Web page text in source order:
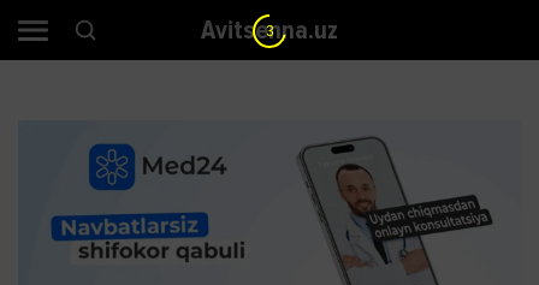
Avitsenna.uz
3